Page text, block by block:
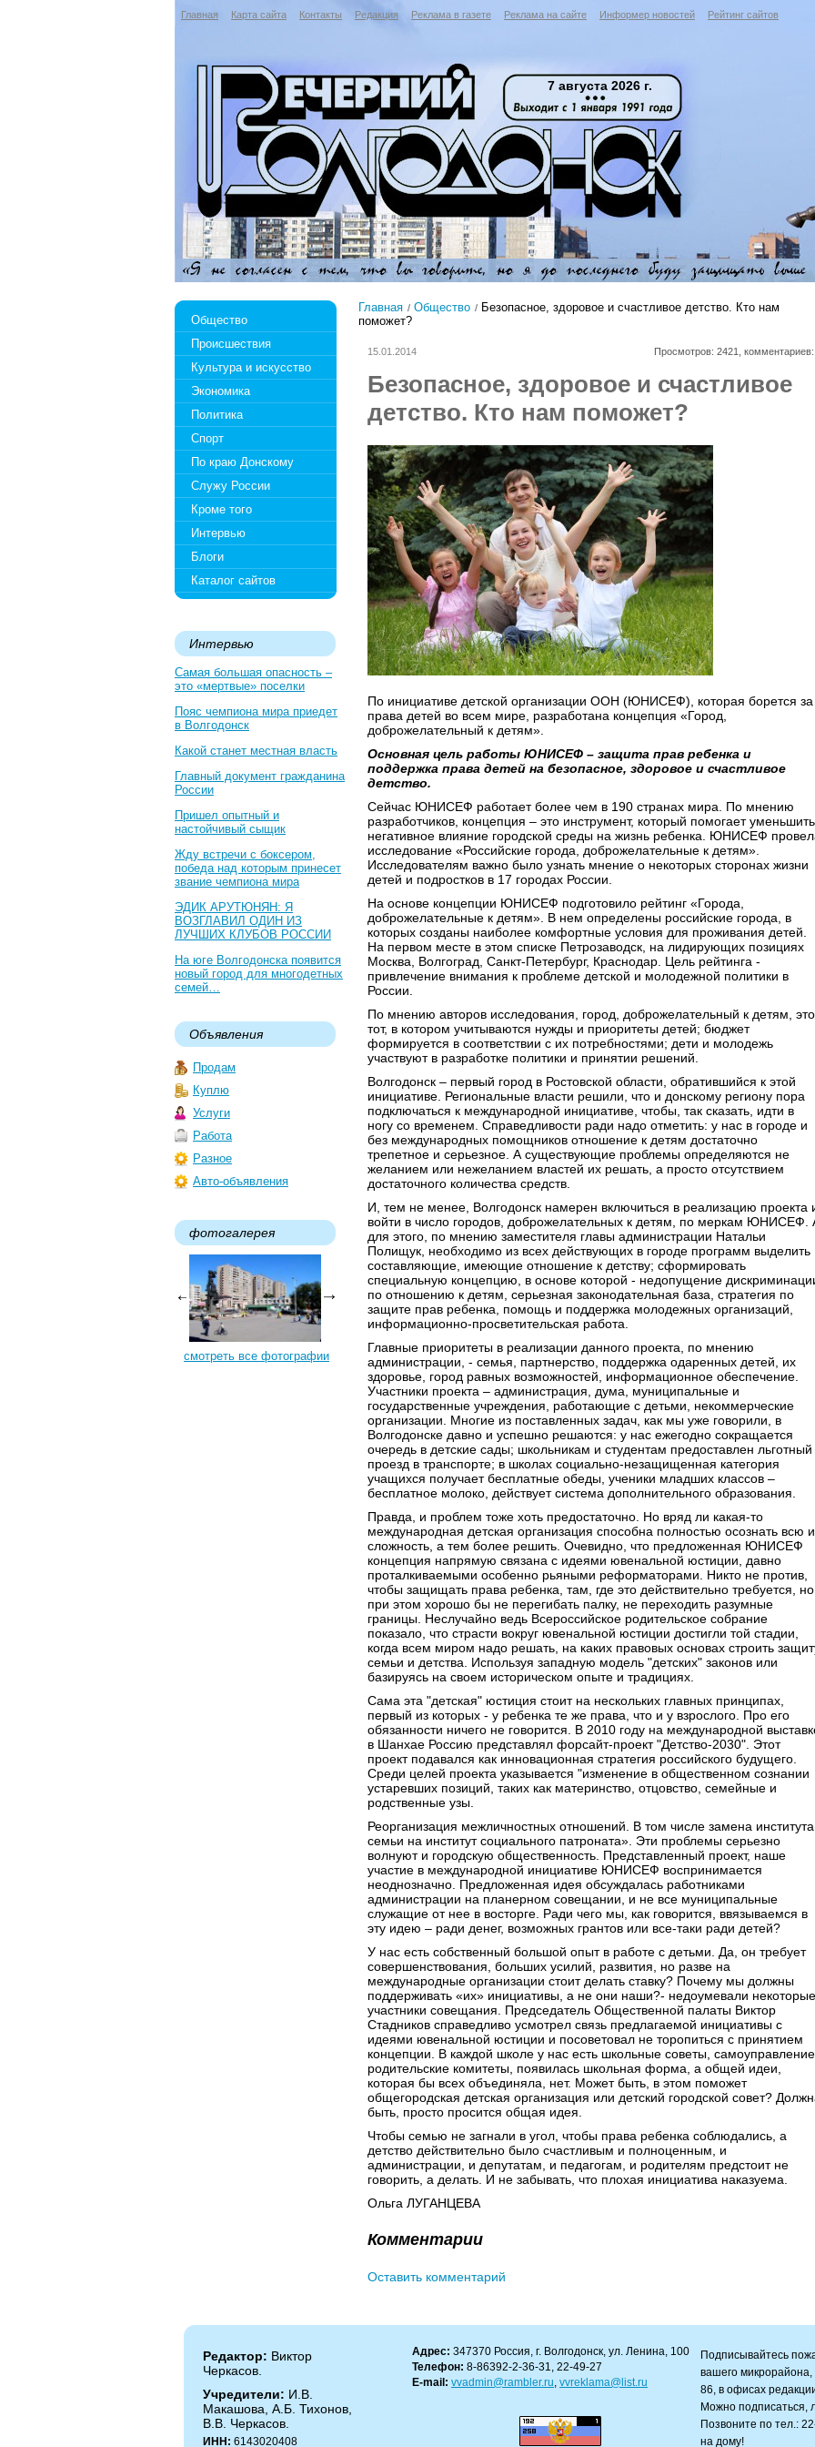
Главная Карта сайта Контакты Редакция Реклама в газете Реклама на сайте Информер новостей Рейтинг сайтов
7 августа 2026 г.
Общество
Происшествия
Культура и искусство
Экономика
Политика
Спорт
По краю Донскому
Служу России
Кроме того
Интервью
Блоги
Каталог сайтов
Интервью
Самая большая опасность –
это «мертвые» поселки
Пояс чемпиона мира приедет
в Волгодонск
Какой станет местная власть
Главный документ гражданина
России
Пришел опытный и
настойчивый сыщик
Жду встречи с боксером,
победа над которым принесет
звание чемпиона мира
ЭДИК АРУТЮНЯН: Я
ВОЗГЛАВИЛ ОДИН ИЗ
ЛУЧШИХ КЛУБОВ РОССИИ
На юге Волгодонска появится
новый город для многодетных
семей…
Объявления
Продам
Куплю
Услуги
Работа
Разное
Авто-объявления
фотогалерея
смотреть все фотографии
Главная Общество
Безопасное, здоровое и счастливое детство. Кто нам
поможет?
15.01.2014 Просмотров: 2421,
Безопасное, здоровое и счастливое
детство. Кто нам поможет?
По инициативе детской организации ООН (ЮНИСЕФ), которая борется за
права детей во всем мире, разработана концепция «Город,
доброжелательный к детям».
Основная цель работы ЮНИСЕФ – защита прав ребенка и
поддержка права детей на безопасное, здоровое и счастливое
детство.
Сейчас ЮНИСЕФ работает более чем в 190 странах мира. По мнению
разработчиков, концепция – это инструмент, который помогает уменьшить
негативное влияние городской среды на жизнь ребенка. ЮНИСЕФ
исследование «Российские города, доброжелательные к детям».
Исследователям важно было узнать мнение о некоторых сторонах жизни
детей и подростков в 17 городах России.
На основе концепции ЮНИСЕФ подготовило рейтинг «Города,
доброжелательные к детям». В нем определены российские города, в
которых созданы наиболее комфортные условия для проживания детей.
На первом месте в этом списке Петрозаводск, на лидирующих позициях
Москва, Волгоград, Санкт-Петербург, Краснодар. Цель рейтинга -
привлечение внимания к проблеме детской и молодежной политики в
России.
По мнению авторов исследования, город, доброжелательный к детям, это
тот, в котором учитываются нужды и приоритеты детей; бюджет
формируется в соответствии с их потребностями; дети и молодежь
участвуют в разработке политики и принятии решений.
Волгодонск – первый город в Ростовской области, обратившийся к этой
инициативе. Региональные власти решили, что и донскому региону пора
подключаться к международной инициативе, чтобы, так сказать, идти в
ногу со временем. Справедливости ради надо отметить: у нас в городе и
без международных помощников отношение к детям достаточно
трепетное и серьезное. А существующие проблемы определяются не
желанием или нежеланием властей их решать, а просто отсутствием
достаточного количества средств.
И, тем не менее, Волгодонск намерен включиться в реализацию проекта
войти в число городов, доброжелательных к детям, по меркам ЮНИСЕФ.
для этого, по мнению заместителя главы администрации Натальи
Полищук, необходимо из всех действующих в городе программ выделить
составляющие, имеющие отношение к детству; сформировать
специальную концепцию, в основе которой - недопущение
по отношению к детям, серьезная законодательная база, стратегия по
защите прав ребенка, помощь и поддержка молодежных организаций,
информационно-просветительская работа.
Главные приоритеты в реализации данного проекта, по мнению
администрации, - семья, партнерство, поддержка одаренных детей, их
здоровье, город равных возможностей, информационное обеспечение.
Участники проекта – администрация, дума, муниципальные и
государственные учреждения, работающие с детьми, некоммерческие
организации. Многие из поставленных задач, как мы уже говорили, в
Волгодонске давно и успешно решаются: у нас ежегодно сокращается
очередь в детские сады; школьникам и студентам предоставлен льготный
проезд в транспорте; в школах социально-незащищенная категория
учащихся получает бесплатные обеды, ученики младших классов –
бесплатное молоко, действует система дополнительного образования.
Правда, и проблем тоже хоть предостаточно. Но вряд ли какая-то
международная детская организация способна полностью осознать всю
сложность, а тем более решить. Очевидно, что предложенная ЮНИСЕФ
концепция напрямую связана с идеями ювенальной юстиции, давно
проталкиваемыми особенно рьяными реформаторами. Никто не против,
чтобы защищать права ребенка, там, где это действительно требуется, но
при этом хорошо бы не перегибать палку, не переходить разумные
границы. Неслучайно ведь Всероссийское родительское собрание
показало, что страсти вокруг ювенальной юстиции достигли той стадии,
когда всем миром надо решать, на каких правовых основах строить
семьи и детства. Используя западную модель "детских" законов или
базируясь на своем историческом опыте и традициях.
Сама эта "детская" юстиция стоит на нескольких главных принципах,
первый из которых - у ребенка те же права, что и у взрослого. Про его
обязанности ничего не говорится. В 2010 году на международной
в Шанхае Россию представлял форсайт-проект "Детство-2030". Этот
проект подавался как инновационная стратегия российского будущего.
Среди целей проекта указывается "изменение в общественном сознании
устаревших позиций, таких как материнство, отцовство, семейные и
родственные узы.
Реорганизация межличностных отношений. В том числе замена института
семьи на институт социального патроната». Эти проблемы серьезно
волнуют и городскую общественность. Представленный проект, наше
участие в международной инициативе ЮНИСЕФ воспринимается
неоднозначно. Предложенная идея обсуждалась работниками
администрации на планерном совещании, и не все муниципальные
служащие от нее в восторге. Ради чего мы, как говорится, ввязываемся в
эту идею – ради денег, возможных грантов или все-таки ради детей?
У нас есть собственный большой опыт в работе с детьми. Да, он требует
совершенствования, больших усилий, развития, но разве на
международные организации стоит делать ставку? Почему мы должны
поддерживать «их» инициативы, а не они наши?- недоумевали некоторые
участники совещания. Председатель Общественной палаты Виктор
Стадников справедливо усмотрел связь предлагаемой инициативы с
идеями ювенальной юстиции и посоветовал не торопиться с принятием
концепции. В каждой школе у нас есть школьные советы,
родительские комитеты, появилась школьная форма, а общей идеи,
которая бы всех объединяла, нет. Может быть, в этом поможет
общегородская детская организация или детский городской совет?
быть, просто просится общая идея.
Чтобы семью не загнали в угол, чтобы права ребенка соблюдались, а
детство действительно было счастливым и полноценным, и
администрации, и депутатам, и педагогам, и родителям предстоит не
говорить, а делать. И не забывать, что плохая инициатива наказуема.
Ольга ЛУГАНЦЕВА
Комментарии
Оставить комментарий
Редактор: Виктор
Черкасов.
Учредители: И.В.
Макашова, А.Б. Тихонов,
В.В. Черкасов.
ИНН: 6143020408
Адрес: 347370 Россия, г. Волгодонск, ул. Ленина, 100
Телефон: 8-86392-2-36-31, 22-49-27
E-mail: vvadmin@rambler.ru, vvreklama@list.ru
Подписывайтесь
вашего
86, в офисах
Можно подписаться,
Позвоните по тел.:
на дому!